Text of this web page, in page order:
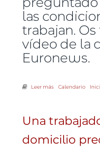
las
trabajan.
vídeo de la
Euronews.
Leer mássobre
Calendario
Una
domicilio